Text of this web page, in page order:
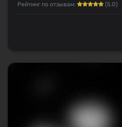
Рейтинг по отзывам: (5.0)